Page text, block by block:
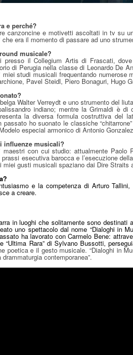
e perché?
canzoncine e motivetti ascoltati in tv su
era il momento di passare ad uno
musicale?
presso il Collegium Artis di Frascati,
di Perugia nella classe di Leonardo De
studi musicali frequentando numerose
Pavel Steidl, Piero Bonaguri, Hugo
Walter Verreydt e uno strumento del
indiano; mentre la Grimaldi è di
la diversa formula costruttiva del
ho suonato le classiche
especial armonico di Antonio
influenze musicali?
con cui studio: attualmente Paolo
esecutiva barocca e l’esecuzione
gusti musicali spaziano dai Dire
e la competenza di Arturo Tallini,
a creare.
in luoghi che solitamente sono destinati
uno spettacolo dal nome “Dialoghi in
ha lavorato con Carmelo Bene:
“Ultima Rara” di Sylvano Bussotti,
poetica e il gesto musicale. “Dialoghi in
contemporanea”.